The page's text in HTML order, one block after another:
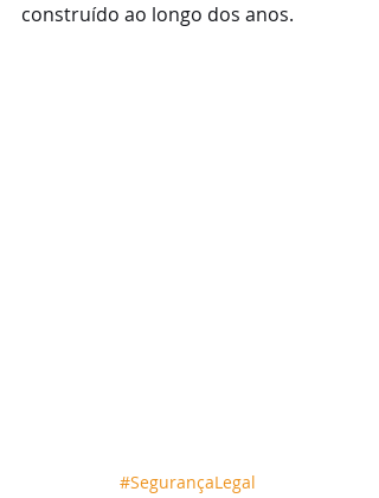
construído ao longo dos anos.
#SegurançaLegal